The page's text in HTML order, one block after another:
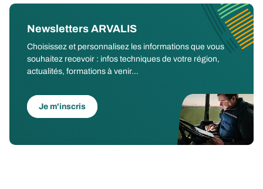
Newsletters ARVALIS
Choisissez et personnalisez les informations que vous
souhaitez recevoir : infos techniques de votre région,
actualités, formations à venir...
Je m'inscris